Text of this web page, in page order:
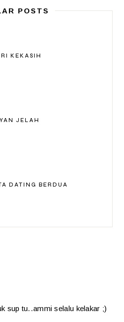
POSTS
KEKASIH
JELAH
DATING BERDUA
sup tu..ammi selalu kelakar ;)